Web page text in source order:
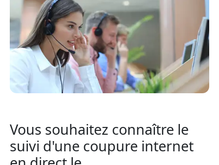
Vous souhaitez connaître le
suivi d'une coupure internet